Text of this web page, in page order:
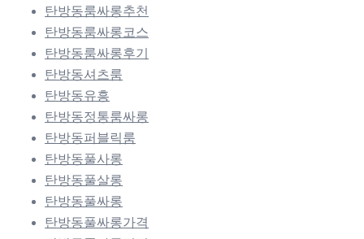
탄방동룸싸롱추천
탄방동룸싸롱코스
탄방동룸싸롱후기
탄방동셔츠룸
탄방동유흥
탄방동정통룸싸롱
탄방동퍼블릭룸
탄방동풀사롱
탄방동풀살롱
탄방동풀싸롱
탄방동풀싸롱가격